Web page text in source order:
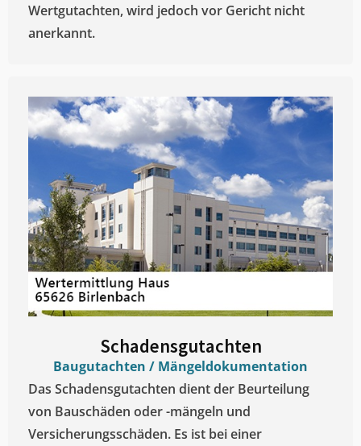
Wertgutachten, wird jedoch vor Gericht nicht
anerkannt.
Schadensgutachten
Baugutachten / Mängeldokumentation
Das Schadensgutachten dient der Beurteilung
von Bauschäden oder -mängeln und
Versicherungsschäden. Es ist bei einer